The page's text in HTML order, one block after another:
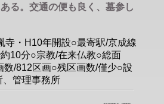
る。交通の便も良く、墓参し
寺・H10年開設○最寄駅/京成線
10分○宗教/在来仏教○総面
数/812区画○残区画数/僅少○設
、管理事務所